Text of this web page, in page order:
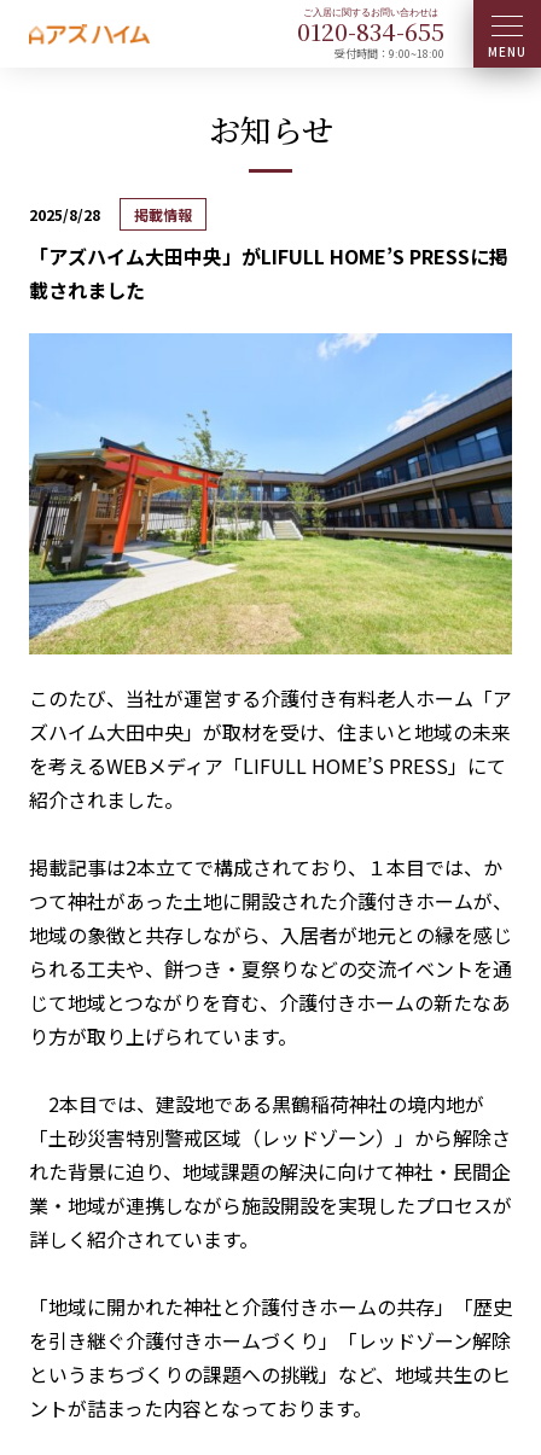
0120-834-655
受付時間：9:00~18:00
お知らせ
2025/8/28 掲載情報
「アズハイム大田中央」がLIFULL HOME’S PRESSに掲
載されました
このたび、当社が運営する介護付き有料老人ホーム「ア
ズハイム大田中央」が取材を受け、住まいと地域の未来
を考えるWEBメディア「LIFULL HOME’S PRESS」にて
紹介されました。
掲載記事は2本立てで構成されており、１本目では、か
つて神社があった土地に開設された介護付きホームが、
地域の象徴と共存しながら、入居者が地元との縁を感じ
られる工夫や、餅つき・夏祭りなどの交流イベントを通
じて地域とつながりを育む、介護付きホームの新たなあ
り方が取り上げられています。
2本目では、建設地である黒鶴稲荷神社の境内地が
「土砂災害特別警戒区域（レッドゾーン）」から解除さ
れた背景に迫り、地域課題の解決に向けて神社・民間企
業・地域が連携しながら施設開設を実現したプロセスが
詳しく紹介されています。
「地域に開かれた神社と介護付きホームの共存」「歴史
を引き継ぐ介護付きホームづくり」「レッドゾーン解除
というまちづくりの課題への挑戦」など、地域共生のヒ
ントが詰まった内容となっております。